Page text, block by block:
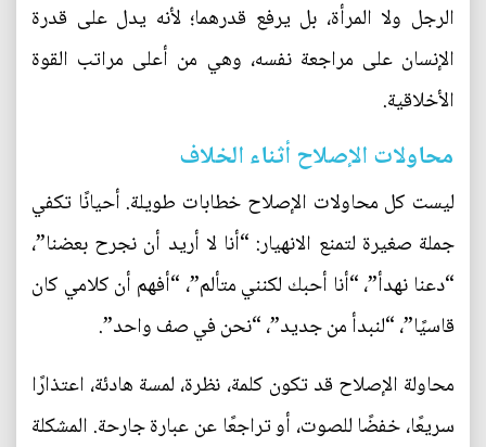
الرجل ولا المرأة، بل يرفع قدرهما؛ لأنه يدل على قدرة
الإنسان على مراجعة نفسه، وهي من أعلى مراتب القوة
الأخلاقية.
محاولات الإصلاح أثناء الخلاف
ليست كل محاولات الإصلاح خطابات طويلة. أحيانًا تكفي
جملة صغيرة لتمنع الانهيار: “أنا لا أريد أن نجرح بعضنا”،
“دعنا نهدأ”، “أنا أحبك لكنني متألم”، “أفهم أن كلامي كان
قاسيًا”، “لنبدأ من جديد”، “نحن في صف واحد”.
محاولة الإصلاح قد تكون كلمة، نظرة، لمسة هادئة، اعتذارًا
سريعًا، خفضًا للصوت، أو تراجعًا عن عبارة جارحة. المشكلة